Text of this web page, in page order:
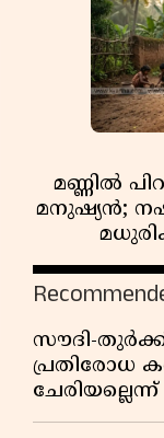
മണ്ണിൽ
മനുഷ്യൻ;
സൗദി-
പ്രതിരോധ